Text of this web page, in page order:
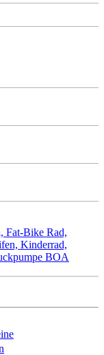
Fat-Bike Rad,
Kinderrad,
BOA